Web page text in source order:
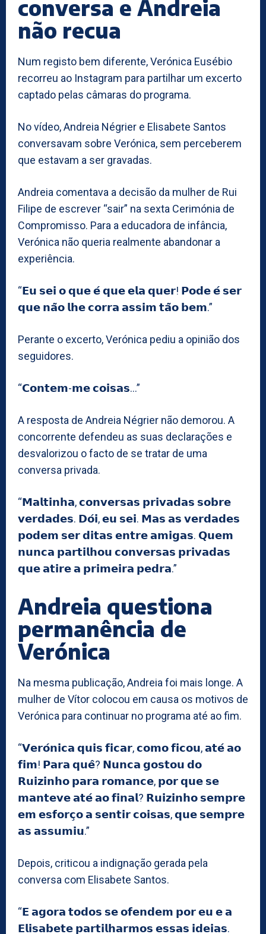
conversa e Andreia
não recua
Num registo bem diferente, Verónica Eusébio
recorreu ao Instagram para partilhar um excerto
captado pelas câmaras do programa.
No vídeo, Andreia Négrier e Elisabete Santos
conversavam sobre Verónica, sem perceberem
que estavam a ser gravadas.
Andreia comentava a decisão da mulher de Rui
Filipe de escrever “sair” na sexta Cerimónia de
Compromisso. Para a educadora de infância,
Verónica não queria realmente abandonar a
experiência.
“𝗘𝘂 𝘀𝗲𝗶 𝗼 𝗾𝘂𝗲 𝗲́ 𝗾𝘂𝗲 𝗲𝗹𝗮 𝗾𝘂𝗲𝗿! 𝗣𝗼𝗱𝗲 𝗲́ 𝘀𝗲𝗿
𝗾𝘂𝗲 𝗻𝗮̃𝗼 𝗹𝗵𝗲 𝗰𝗼𝗿𝗿𝗮 𝗮𝘀𝘀𝗶𝗺 𝘁𝗮̃𝗼 𝗯𝗲𝗺.”
Perante o excerto, Verónica pediu a opinião dos
seguidores.
“𝗖𝗼𝗻𝘁𝗲𝗺-𝗺𝗲 𝗰𝗼𝗶𝘀𝗮𝘀…”
A resposta de Andreia Négrier não demorou. A
concorrente defendeu as suas declarações e
desvalorizou o facto de se tratar de uma
conversa privada.
“𝗠𝗮𝗹𝘁𝗶𝗻𝗵𝗮, 𝗰𝗼𝗻𝘃𝗲𝗿𝘀𝗮𝘀 𝗽𝗿𝗶𝘃𝗮𝗱𝗮𝘀 𝘀𝗼𝗯𝗿𝗲
𝘃𝗲𝗿𝗱𝗮𝗱𝗲𝘀. 𝗗𝗼́𝗶, 𝗲𝘂 𝘀𝗲𝗶. 𝗠𝗮𝘀 𝗮𝘀 𝘃𝗲𝗿𝗱𝗮𝗱𝗲𝘀
𝗽𝗼𝗱𝗲𝗺 𝘀𝗲𝗿 𝗱𝗶𝘁𝗮𝘀 𝗲𝗻𝘁𝗿𝗲 𝗮𝗺𝗶𝗴𝗮𝘀. 𝗤𝘂𝗲𝗺
𝗻𝘂𝗻𝗰𝗮 𝗽𝗮𝗿𝘁𝗶𝗹𝗵𝗼𝘂 𝗰𝗼𝗻𝘃𝗲𝗿𝘀𝗮𝘀 𝗽𝗿𝗶𝘃𝗮𝗱𝗮𝘀
𝗾𝘂𝗲 𝗮𝘁𝗶𝗿𝗲 𝗮 𝗽𝗿𝗶𝗺𝗲𝗶𝗿𝗮 𝗽𝗲𝗱𝗿𝗮.”
Andreia questiona
permanência de
Verónica
Na mesma publicação, Andreia foi mais longe. A
mulher de Vítor colocou em causa os motivos de
Verónica para continuar no programa até ao fim.
“𝗩𝗲𝗿𝗼́𝗻𝗶𝗰𝗮 𝗾𝘂𝗶𝘀 𝗳𝗶𝗰𝗮𝗿, 𝗰𝗼𝗺𝗼 𝗳𝗶𝗰𝗼𝘂, 𝗮𝘁𝗲́ 𝗮𝗼
𝗳𝗶𝗺! 𝗣𝗮𝗿𝗮 𝗾𝘂𝗲̂? 𝗡𝘂𝗻𝗰𝗮 𝗴𝗼𝘀𝘁𝗼𝘂 𝗱𝗼
𝗥𝘂𝗶𝘇𝗶𝗻𝗵𝗼 𝗽𝗮𝗿𝗮 𝗿𝗼𝗺𝗮𝗻𝗰𝗲, 𝗽𝗼𝗿 𝗾𝘂𝗲 𝘀𝗲
𝗺𝗮𝗻𝘁𝗲𝘃𝗲 𝗮𝘁𝗲́ 𝗮𝗼 𝗳𝗶𝗻𝗮𝗹? 𝗥𝘂𝗶𝘇𝗶𝗻𝗵𝗼 𝘀𝗲𝗺𝗽𝗿𝗲
𝗲𝗺 𝗲𝘀𝗳𝗼𝗿𝗰̧𝗼 𝗮 𝘀𝗲𝗻𝘁𝗶𝗿 𝗰𝗼𝗶𝘀𝗮𝘀, 𝗾𝘂𝗲 𝘀𝗲𝗺𝗽𝗿𝗲
𝗮𝘀 𝗮𝘀𝘀𝘂𝗺𝗶𝘂.”
Depois, criticou a indignação gerada pela
conversa com Elisabete Santos.
“𝗘 𝗮𝗴𝗼𝗿𝗮 𝘁𝗼𝗱𝗼𝘀 𝘀𝗲 𝗼𝗳𝗲𝗻𝗱𝗲𝗺 𝗽𝗼𝗿 𝗲𝘂 𝗲 𝗮
𝗘𝗹𝗶𝘀𝗮𝗯𝗲𝘁𝗲 𝗽𝗮𝗿𝘁𝗶𝗹𝗵𝗮𝗿𝗺𝗼𝘀 𝗲𝘀𝘀𝗮𝘀 𝗶𝗱𝗲𝗶𝗮𝘀.